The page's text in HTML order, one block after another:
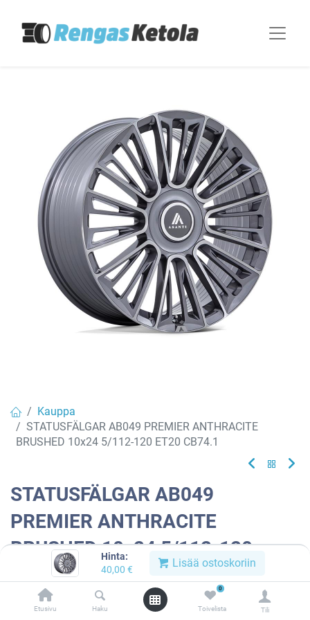
Hinta:
40,00 € Lisää ostoskoriin
Etusivu Haku
0
Toivelista Tili
Kauppa
STATUSFÄLGAR AB049 PREMIER ANTHRACITE
BRUSHED 10x24 5/112-120 ET20 CB74.1
STATUSFÄLGAR AB049
PREMIER ANTHRACITE
BRUSHED 10x24 5/112-120
ET20 CB74.1
Tuotekoodi: